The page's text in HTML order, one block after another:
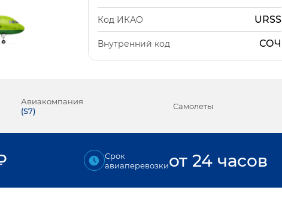
Код ИКАО URSS
Внутренний код СОЧ
Авиакомпания
(S7) Самолеты
Срок
авиаперевозкиот 24 часов